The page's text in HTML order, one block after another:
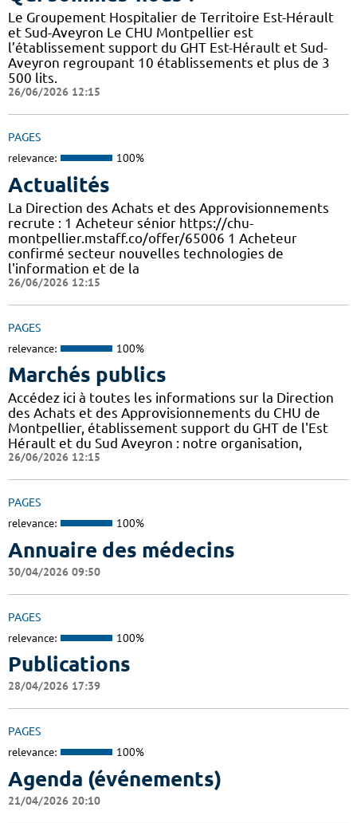
Le Groupement Hospitalier de Territoire Est-Hérault
et Sud-Aveyron Le CHU Montpellier est
l’établissement support du GHT Est-Hérault et Sud-
Aveyron regroupant 10 établissements et plus de 3
500 lits.
26/06/2026 12:15
PAGES
relevance: 100%
Actualités
La Direction des Achats et des Approvisionnements
recrute : 1 Acheteur sénior https://chu-
montpellier.mstaff.co/offer/65006 1 Acheteur
confirmé secteur nouvelles technologies de
l'information et de la
26/06/2026 12:15
PAGES
relevance: 100%
Marchés publics
Accédez ici à toutes les informations sur la Direction
des Achats et des Approvisionnements du CHU de
Montpellier, établissement support du GHT de l'Est
Hérault et du Sud Aveyron : notre organisation,
26/06/2026 12:15
PAGES
relevance: 100%
Annuaire des médecins
30/04/2026 09:50
PAGES
relevance: 100%
Publications
28/04/2026 17:39
PAGES
relevance: 100%
Agenda (événements)
21/04/2026 20:10